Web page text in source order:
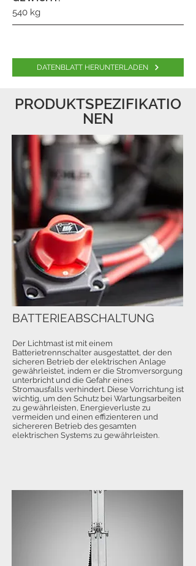
540 kg
DATENBLATT HERUNTERLADEN
PRODUKTSPEZIFIKATIO
NEN
Der Lichtmast ist mit einem
Batterietrennschalter ausgestattet, der den
sicheren Betrieb der elektrischen Anlage
gewährleistet, indem er die Stromversorgung
unterbricht und die Gefahr eines
Stromausfalls verhindert. Diese Vorrichtung ist
wichtig, um den Schutz bei Wartungsarbeiten
zu gewährleisten, Energieverluste zu
vermeiden und einen effizienteren und
sichereren Betrieb des gesamten
elektrischen Systems zu gewährleisten.
BATTERIEABSCHALTUNG